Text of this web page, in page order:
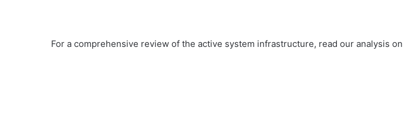
For a comprehensive review of the active system infrastructure, read our analysis on